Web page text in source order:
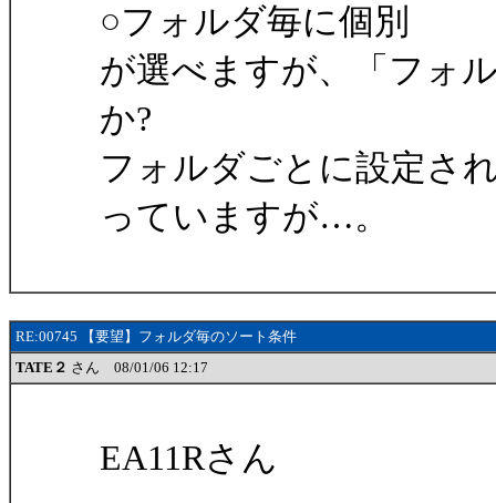
○フォルダ毎に個別
が選べますが、「フォ
か?
フォルダごとに設定さ
っていますが…。
RE:00745 【要望】フォルダ毎のソート条件
TATE２ さん 08/01/06 12:17
EA11Rさん